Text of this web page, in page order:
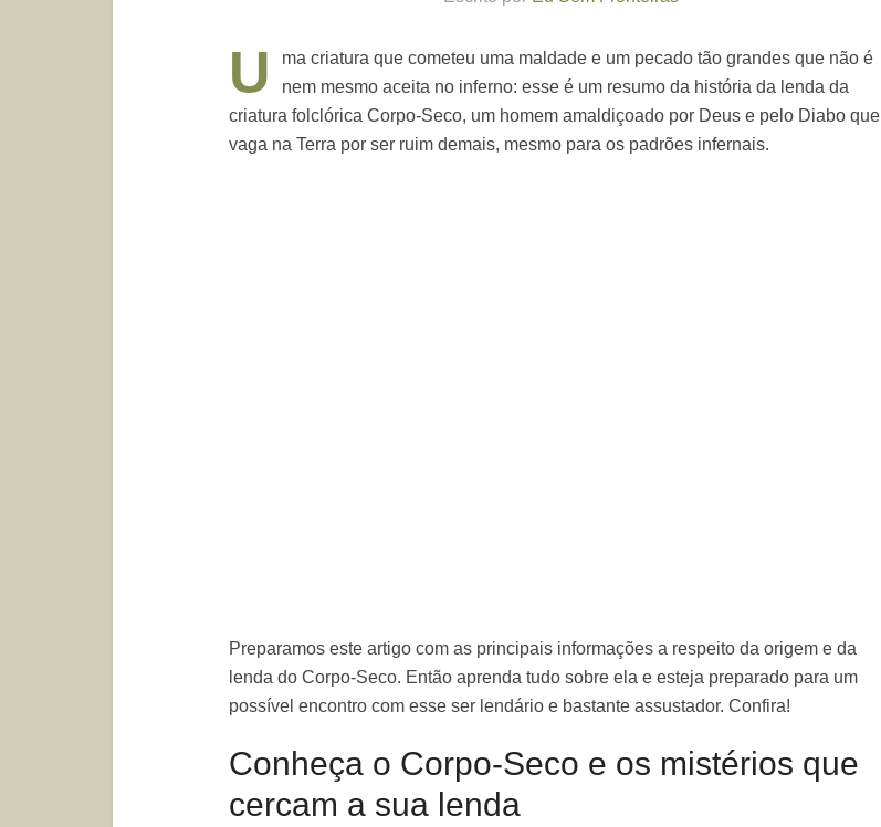
U
ma criatura que cometeu uma maldade e um pecado tão grandes que não é
nem mesmo aceita no inferno: esse é um resumo da história da lenda da
criatura folclórica Corpo-Seco, um homem amaldiçoado por Deus e pelo Diabo que
vaga na Terra por ser ruim demais, mesmo para os padrões infernais.
Preparamos este artigo com as principais informações a respeito da origem e da
lenda do Corpo-Seco. Então aprenda tudo sobre ela e esteja preparado para um
possível encontro com esse ser lendário e bastante assustador. Confira!
Conheça o Corpo-Seco e os mistérios que
cercam a sua lenda